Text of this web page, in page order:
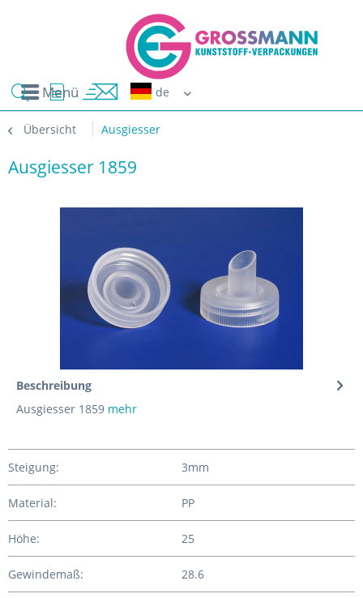
Menü
Übersicht Ausgiesser
Ausgiesser 1859
Beschreibung
Ausgiesser 1859 mehr
Steigung: 3mm
Material: PP
Höhe: 25
Gewindemaß: 28.6